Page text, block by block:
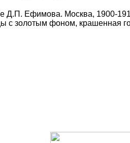
Д.П. Ефимова. Москва, 1900-
с золотым фоном, крашенная